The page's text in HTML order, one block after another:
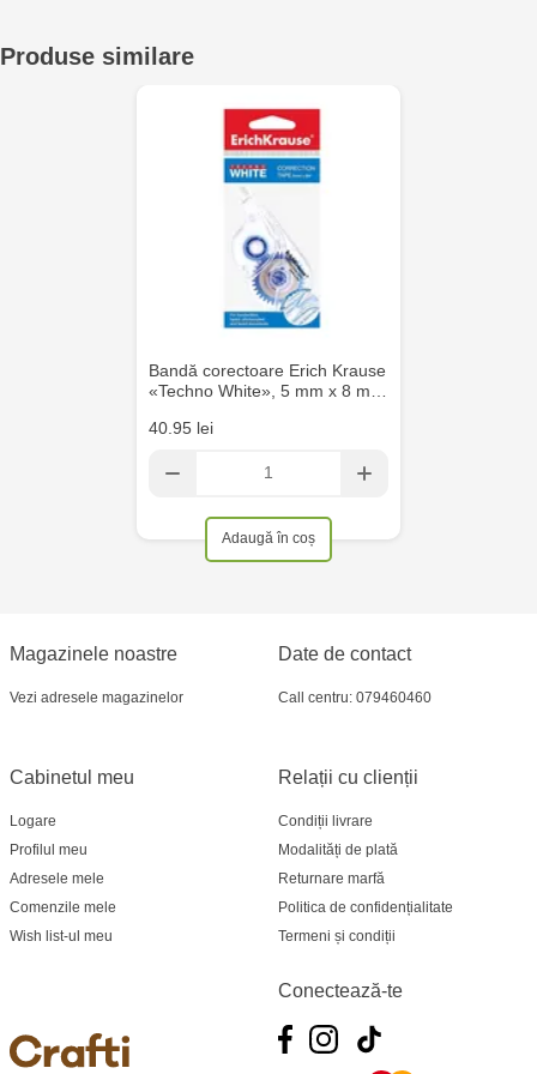
Multistore Telecentru - str. N. Testemițanu
Multistore Soroca - bd. Ștefan cel Mare, 110
Crafti Bălți- EviMall, et2
MultiStore Căușeni- str. Iurii Gagarin 24
Produse similare
Bandă corectoare Erich Krause
«Techno White», 5 mm x 8 m…
40.95 lei
Adaugă în coș
Magazinele noastre
Vezi adresele magazinelor
Relații cu clienții
Condiții livrare
Modalități de plată
Returnare marfă
Politica de confidențialitate
Termeni și condiții
Cabinetul meu
Logare
Profilul meu
Adresele mele
Comenzile mele
Wish list-ul meu
Date de contact
Call centru: 079460460
Conectează-te